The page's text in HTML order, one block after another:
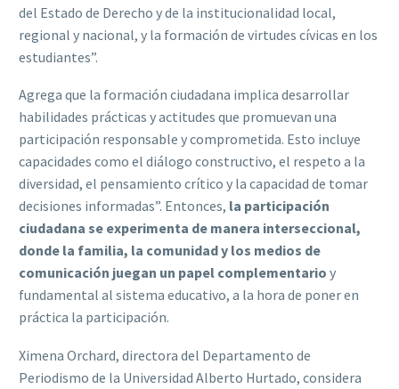
del Estado de Derecho y de la institucionalidad local,
regional y nacional, y la formación de virtudes cívicas en los
estudiantes”.
Agrega que la formación ciudadana implica desarrollar
habilidades prácticas y actitudes que promuevan una
participación responsable y comprometida. Esto incluye
capacidades como el diálogo constructivo, el respeto a la
diversidad, el pensamiento crítico y la capacidad de tomar
decisiones informadas”. Entonces, la participación
ciudadana se experimenta de manera interseccional,
donde la familia, la comunidad y los medios de
comunicación juegan un papel complementario y
fundamental al sistema educativo, a la hora de poner en
práctica la participación.
Ximena Orchard, directora del Departamento de
Periodismo de la Universidad Alberto Hurtado, considera